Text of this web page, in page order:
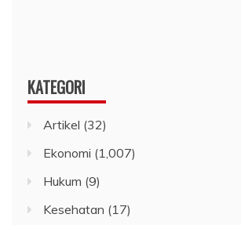
KATEGORI
Artikel (32)
Ekonomi (1,007)
Hukum (9)
Kesehatan (17)